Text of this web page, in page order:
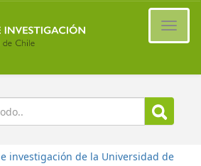
investigación de la Universidad de